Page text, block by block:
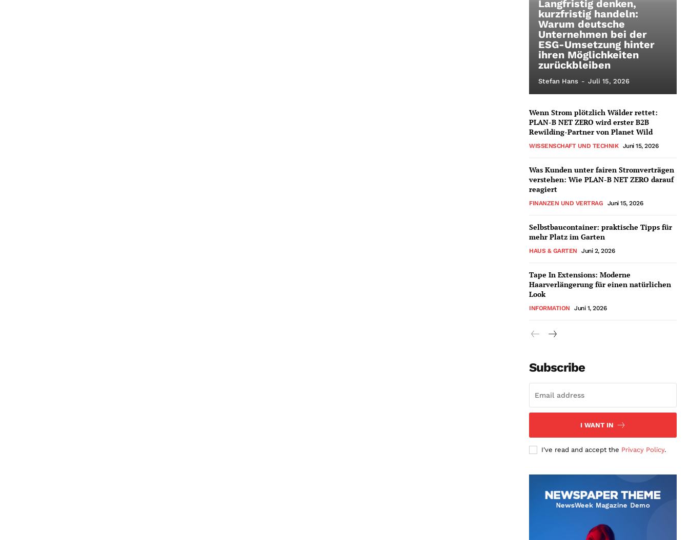
Langfristig denken,
kurzfristig handeln:
Warum deutsche
Unternehmen bei der
ESG-Umsetzung hinter
ihren Möglichkeiten
zurückbleiben
Stefan Hans - Juli 15, 2026
Wenn Strom plötzlich Wälder rettet:
PLAN-B NET ZERO wird erster B2B
Rewilding-Partner von Planet Wild
WISSENSCHAFT UND TECHNIK Juni 15, 2026
Was Kunden unter fairen Stromverträgen
verstehen: Wie PLAN-B NET ZERO darauf
reagiert
FINANZEN UND VERTRAG Juni 15, 2026
Selbstbaucontainer: praktische Tipps für
mehr Platz im Garten
HAUS & GARTEN Juni 2, 2026
Tape In Extensions: Moderne
Haarverlängerung für einen natürlichen
Look
INFORMATION Juni 1, 2026
Subscribe
I WANT IN
I've read and accept the Privacy Policy.